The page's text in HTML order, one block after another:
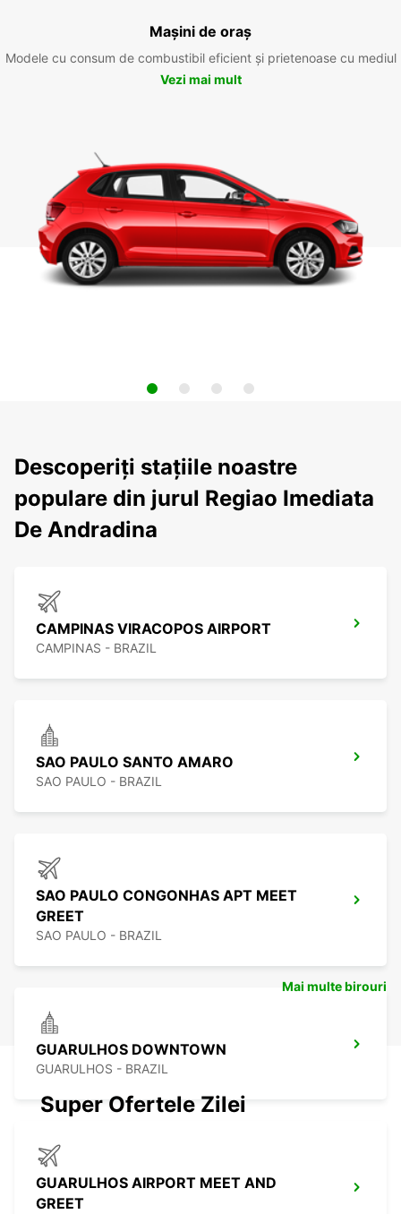
Mașini de oraș
Modele cu consum de combustibil eficient și prietenoase cu mediul
Vezi mai mult
Descoperiți stațiile noastre
populare din jurul Regiao Imediata
De Andradina
CAMPINAS VIRACOPOS AIRPORT
CAMPINAS - BRAZIL
SAO PAULO SANTO AMARO
SAO PAULO - BRAZIL
SAO PAULO CONGONHAS APT MEET
GREET
SAO PAULO - BRAZIL
GUARULHOS DOWNTOWN
GUARULHOS - BRAZIL
GUARULHOS AIRPORT MEET AND
GREET
Mai multe birouri
Super Ofertele Zilei